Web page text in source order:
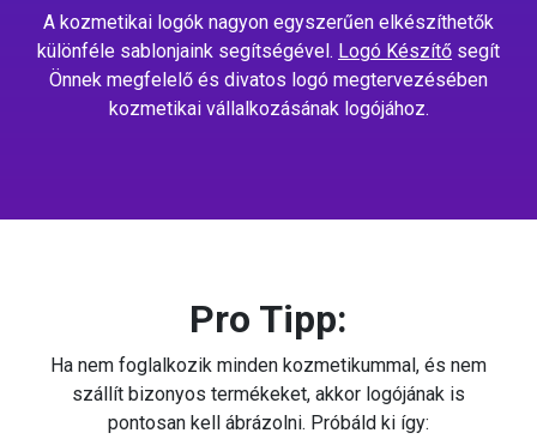
A kozmetikai logók nagyon egyszerűen elkészíthetők
különféle sablonjaink segítségével. Logó Készítő segít
Önnek megfelelő és divatos logó megtervezésében
kozmetikai vállalkozásának logójához.
Pro Tipp:
Ha nem foglalkozik minden kozmetikummal, és nem
szállít bizonyos termékeket, akkor logójának is
pontosan kell ábrázolni. Próbáld ki így: